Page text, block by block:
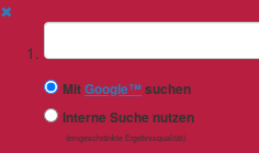
✖
Suchbegriff
MitGoogle™ suchen
Interne Suche nutzen
(eingeschränkte Ergebnisqualität)